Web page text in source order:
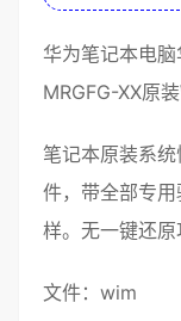
华为笔记本电
MRGFG-XX原装
笔记本原装系统
件，带全部专用
样。无一键还原
文件： wim